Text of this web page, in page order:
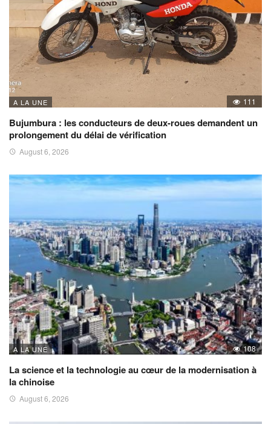
A LA UNE 111
Bujumbura : les conducteurs de deux-roues demandent un
prolongement du délai de vérification
August 6, 2026
A LA UNE 108
La science et la technologie au cœur de la modernisation à
la chinoise
August 6, 2026